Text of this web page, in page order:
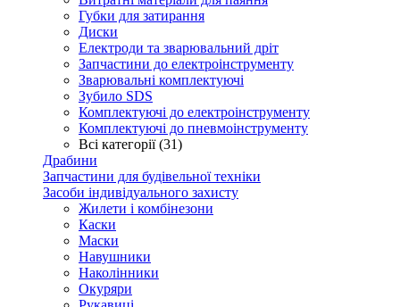
Губки для затирання
Диски
Електроди та зварювальний дріт
Запчастини до електроінструменту
Зварювальні комплектуючі
Зубило SDS
Комплектуючі до електроінструменту
Комплектуючі до пневмоінструменту
Всі категорії (31)
Драбини
Запчастини для будівельної техніки
Засоби індивідуального захисту
Жилети і комбінезони
Каски
Маски
Навушники
Наколінники
Окуряри